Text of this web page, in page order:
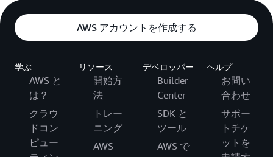
AWS アカウントを作成する
学ぶ
AWS と
は？
クラウ
ドコン
ピュー
リソース
開始方
法
トレー
ニング
AWS
デベロッパー
Builder
Center
SDK と
ツール
AWS で
ヘルプ
お問い
合わせ
サポー
トチケ
ットを